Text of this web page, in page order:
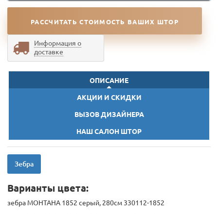
РАССЧИТАТЬ СТОИМОСТЬ ВАШИХ ШТОР
Информация о
доставке
ОПИСАНИЕ
АКЦИИ И СКИДКИ
ВЫЗОВ ДИЗАЙНЕРА
НАШ САЛОН ШТОР
Зебра
Варианты цвета:
зебра МОНТАНА 1852 серый, 280см 330112-1852